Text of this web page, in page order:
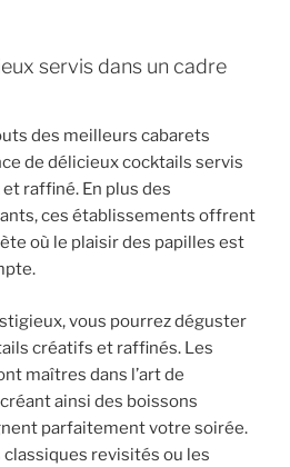
servis dans un cadre
des meilleurs cabarets
de délicieux cocktails servis
raffiné. En plus des
ces établissements offrent
où le plaisir des papilles est
vous pourrez déguster
créatifs et raffinés. Les
maîtres dans l’art de
ainsi des boissons
parfaitement votre soirée.
revisités ou les